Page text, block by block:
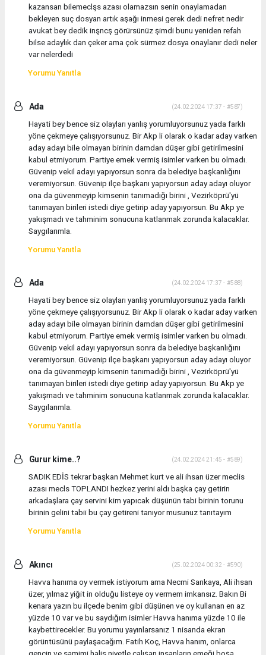
kazansan bilemeclşs azası olamazsın senin onaylamadan
bekleyen suç dosyan artık aşağı inmesi gerek dedi nefret nedir
avukat bey dedik inşncş görürsünüz şimdi bunu yeniden refah
bilse adaylık dan çeker ama çok sürmez dosya onaylanır dedi neler
var nelerdedi
Yorumu Yanıtla
Ada (24.02.2024 17:37 - #587)
Hayati bey bence siz olayları yanlış yorumluyorsunuz yada farklı
yöne çekmeye çalışıyorsunuz. Bir Akp li olarak o kadar aday varken
aday adayı bile olmayan birinin damdan düşer gibi getirilmesini
kabul etmiyorum. Partiye emek vermiş isimler varken bu olmadı.
Güvenip vekil adayı yapıyorsun sonra da belediye başkanlığını
veremiyorsun. Güvenip ilçe başkanı yapıyorsun aday adayı oluyor
ona da güvenmeyip kimsenin tanımadığı birini , Vezirköprü'yü
tanımayan birileri istedi diye getirip aday yapıyorsun. Bu Akp ye
yakışmadı ve tahminim sonucuna katlanmak zorunda kalacaklar.
Saygılarımla.
Yorumu Yanıtla
Ada (24.02.2024 17:37 - #588)
Hayati bey bence siz olayları yanlış yorumluyorsunuz yada farklı
yöne çekmeye çalışıyorsunuz. Bir Akp li olarak o kadar aday varken
aday adayı bile olmayan birinin damdan düşer gibi getirilmesini
kabul etmiyorum. Partiye emek vermiş isimler varken bu olmadı.
Güvenip vekil adayı yapıyorsun sonra da belediye başkanlığını
veremiyorsun. Güvenip ilçe başkanı yapıyorsun aday adayı oluyor
ona da güvenmeyip kimsenin tanımadığı birini , Vezirköprü'yü
tanımayan birileri istedi diye getirip aday yapıyorsun. Bu Akp ye
yakışmadı ve tahminim sonucuna katlanmak zorunda kalacaklar.
Saygılarımla.
Yorumu Yanıtla
Gurur kime..? (24.02.2024 21:45 - #589)
SADIK EDİS tekrar başkan Mehmet kurt ve ali ihsan üzer meclis
azası mecls TOPLANDI hezkez yerini aldı başka çay getirin
arkadaşlara çay servini kim yapıcak düşünün tabi birinin torunu
birinin gelini tabii bu çay getireni tanıyor musunuz tanıtayım
Yorumu Yanıtla
Akıncı (25.02.2024 00:32 - #590)
Havva hanıma oy vermek istiyorum ama Necmi Sarıkaya, Ali ihsan
üzer, yılmaz yiğit in olduğu listeye oy vermem imkansız. Bakın Bi
kenara yazın bu ilçede benim gibi düşünen ve oy kullanan en az
yüzde 10 var ve bu saydığım isimler Havva hanıma yüzde 10 ile
kaybettirecekler. Bu yorumu yayınlarsanız 1 nisanda ekran
görüntüsünü paylaşacağım. Fatih Koç, Havva hanım, onlarca